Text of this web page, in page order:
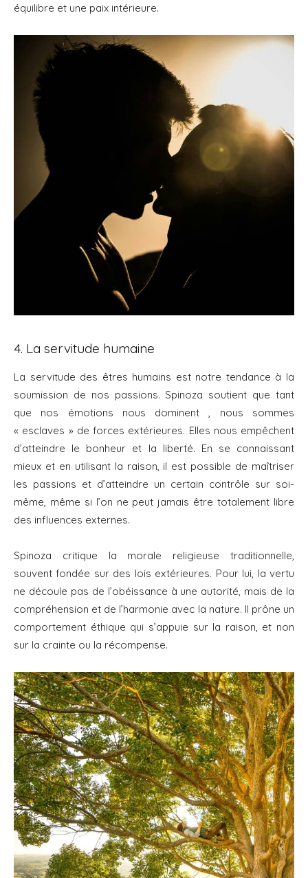
équilibre et une paix intérieure.
4. La servitude humaine
La servitude des êtres humains est notre tendance à la
soumission de nos passions. Spinoza soutient que tant
que nos émotions nous dominent , nous sommes
« esclaves » de forces extérieures. Elles nous empêchent
d’atteindre le bonheur et la liberté. En se connaissant
mieux et en utilisant la raison, il est possible de maîtriser
les passions et d’atteindre un certain contrôle sur soi-
même, même si l’on ne peut jamais être totalement libre
des influences externes.
Spinoza critique la morale religieuse traditionnelle,
souvent fondée sur des lois extérieures. Pour lui, la vertu
ne découle pas de l’obéissance à une autorité, mais de la
compréhension et de l’harmonie avec la nature. Il prône un
comportement éthique qui s’appuie sur la raison, et non
sur la crainte ou la récompense.